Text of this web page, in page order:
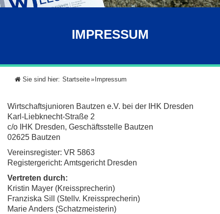
IMPRESSUM
Sie sind hier: Startseite» Impressum
Wirtschaftsjunioren Bautzen e.V. bei der IHK Dresden
Karl-Liebknecht-Straße 2
c/o IHK Dresden, Geschäftsstelle Bautzen
02625 Bautzen
Vereinsregister: VR 5863
Registergericht: Amtsgericht Dresden
Vertreten durch:
Kristin Mayer (Kreissprecherin)
Franziska Sill (Stellv. Kreissprecherin)
Marie Anders (Schatzmeisterin)